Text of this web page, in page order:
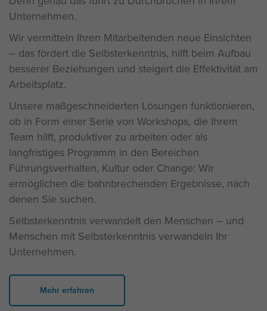
Unternehmen.
Wir vermitteln Ihren Mitarbeitenden neue Einsichten
– das fördert die Selbsterkenntnis, hilft beim Aufbau
besserer Beziehungen und steigert die Effektivität am
Arbeitsplatz.
Unsere maßgeschneiderten Lösungen funktionieren,
ob in Form einer Serie von Workshops, die Ihrem
Team hilft, produktiver zu arbeiten oder als
langfristiges Programm in den Bereichen
Führungsverhalten, Kultur oder Change: Wir
ermöglichen die bahnbrechenden Ergebnisse, nach
denen Sie suchen.
Selbsterkenntnis verwandelt den Menschen – und
Menschen mit Selbsterkenntnis verwandeln Ihr
Unternehmen.
Mehr erfahren